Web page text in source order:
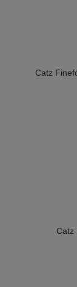
Catz
Catz